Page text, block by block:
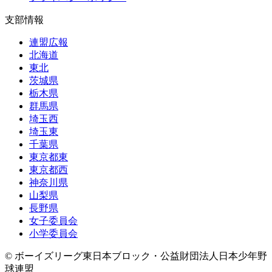
支部情報
連盟広報
北海道
東北
茨城県
栃木県
群馬県
埼玉西
埼玉東
千葉県
東京都東
東京都西
神奈川県
山梨県
長野県
女子委員会
小学委員会
© ボーイズリーグ東日本ブロック・公益財団法人日本少年野
球連盟